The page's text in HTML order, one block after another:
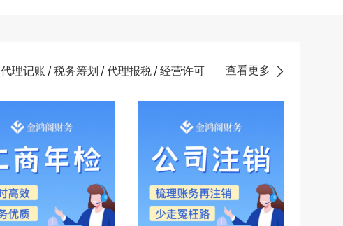
代理记账 /税务筹划 /代理报税 /经营许可 查看更多